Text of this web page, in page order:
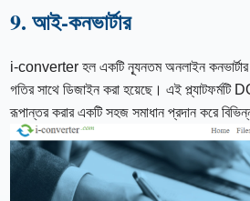
9. আই-কনভার্টার
i-converter হল একটি ন্যূনতম অনলাইন কনভার্টার
গতির সাথে ডিজাইন করা হয়েছে। এই প্ল্যাটফর্মটি
রূপান্তর করার একটি সহজ সমাধান প্রদান করে